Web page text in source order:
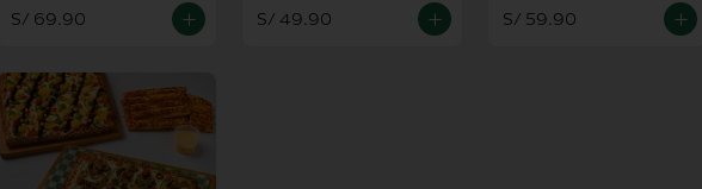
S/ 69.90 S/ 49.90 S/ 59.90